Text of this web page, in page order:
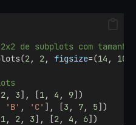
de subplots com
2, 2, figsize=(14 , 10
2, 3], [1, 4 , 9])
'B' , 'C' ], [3 , 7, 5])
1, 2, 3], [2, 4 , 6])